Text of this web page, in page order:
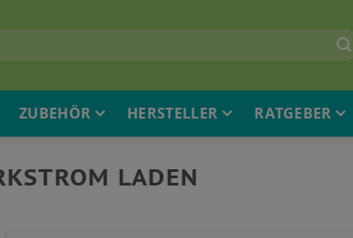
ZUBEHÖR HERSTELLER RATGEBER
LADEN